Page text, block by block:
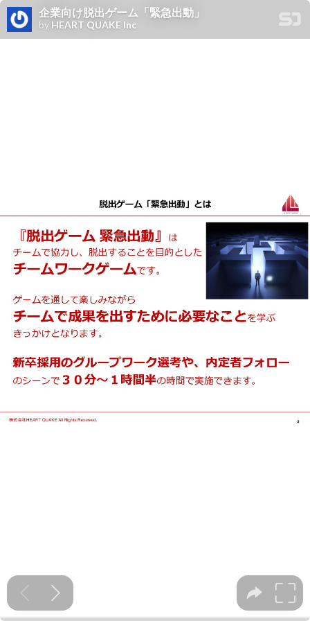
企業向け脱出ゲーム「緊急出動」
by HEART QUAKE Inc